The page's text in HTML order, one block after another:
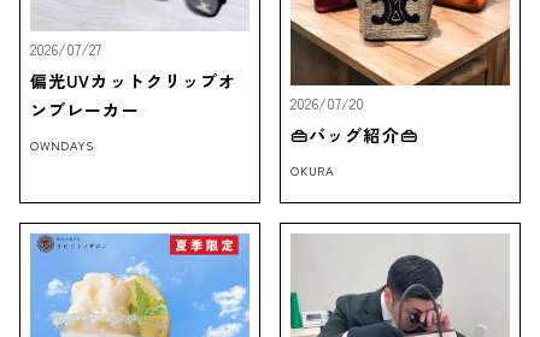
2026/07/27
偏光UVカットクリップオ
ンブレーカー
OWNDAYS
2026/07/20
👜バッグ紹介👜
OKURA